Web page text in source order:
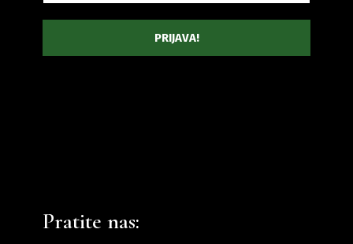
Pratite nas: